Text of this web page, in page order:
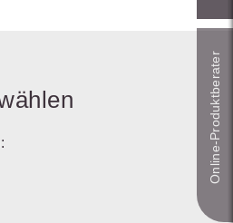
Online-Produkt­berater